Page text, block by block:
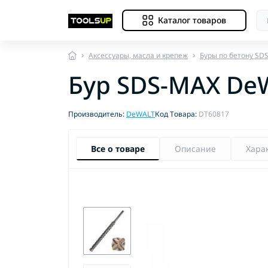
Каталог товаров
Аксессуары, масла и крепеж Буры по бетону
Бур SDS-MAX
Производитель: DeWALTКод Товара: DT60817
Все о товаре Описание